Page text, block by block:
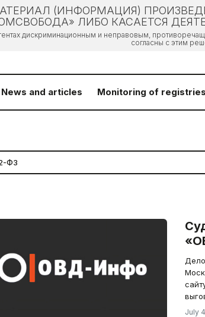
(ИНФОРМАЦИЯ)
ЛИБО КАСАЕТСЯ
дискриминационным и неправовым,
согласны с этим
News and articles Monitoring of registries
July